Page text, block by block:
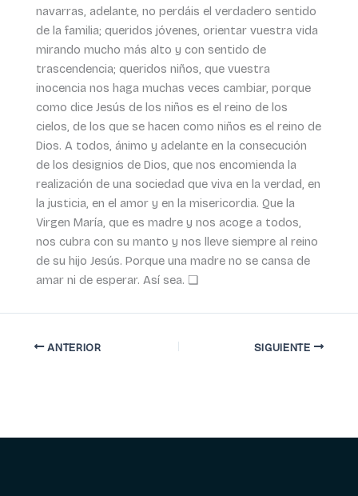
navarras, adelante, no perdáis el verdadero sentido
de la familia; queridos jóvenes, orientar vuestra vida
mirando mucho más alto y con sentido de
trascendencia; queridos niños, que vuestra
inocencia nos haga muchas veces cambiar, porque
como dice Jesús de los niños es el reino de los
cielos, de los que se hacen como niños es el reino de
Dios. A todos, ánimo y adelante en la consecución
de los designios de Dios, que nos encomienda la
realización de una sociedad que viva en la verdad, en
la justicia, en el amor y en la misericordia. Que la
Virgen María, que es madre y nos acoge a todos,
nos cubra con su manto y nos lleve siempre al reino
de su hijo Jesús. Porque una madre no se cansa de
amar ni de esperar. Así sea. ❏
ANTERIOR SIGUIENTE